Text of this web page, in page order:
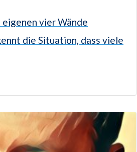
vier Wände
die Situation, dass viele